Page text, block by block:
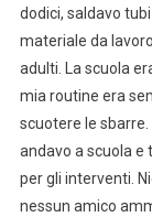
dodici, saldavo
materiale da
adulti. La scuola
mia routine era
scuotere le
andavo a scuola e
per gli interventi.
nessun amico